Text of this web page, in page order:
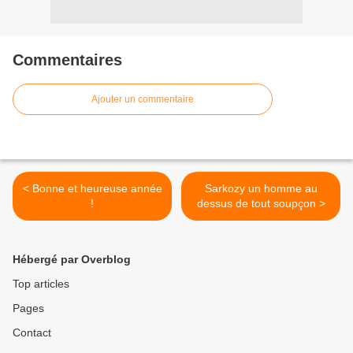
Commentaires
Ajouter un commentaire
< Bonne et heureuse année
!
Sarkozy un homme au
dessus de tout soupçon >
Hébergé par Overblog
Top articles
Pages
Contact